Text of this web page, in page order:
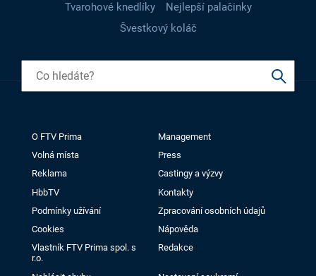
Tvarohové knedlíky
Nejlepší palačinky
Švestkový koláč
O FTV Prima
Management
Volná místa
Press
Reklama
Castingy a výzvy
HbbTV
Kontakty
Podmínky užívání
Zpracování osobních údajů
Cookies
Nápověda
Vlastník FTV Prima spol. s
r.o.
Redakce